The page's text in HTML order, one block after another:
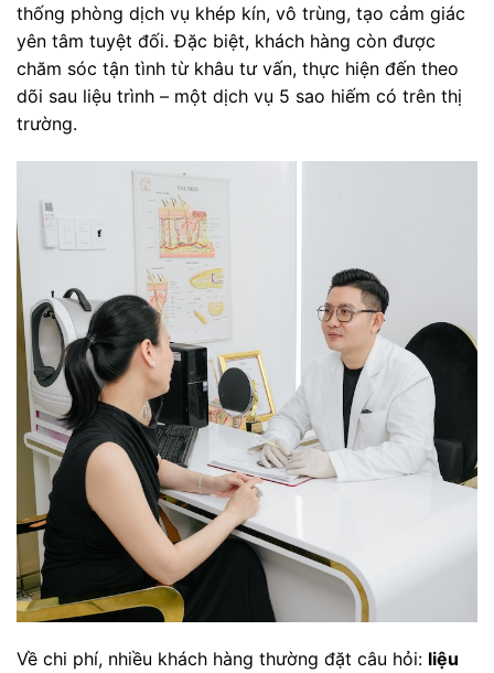
thống phòng dịch vụ khép kín, vô trùng, tạo cảm giác
yên tâm tuyệt đối. Đặc biệt, khách hàng còn được
chăm sóc tận tình từ khâu tư vấn, thực hiện đến theo
dõi sau liệu trình – một dịch vụ 5 sao hiếm có trên thị
trường.
Về chi phí, nhiều khách hàng thường đặt câu hỏi: liệu